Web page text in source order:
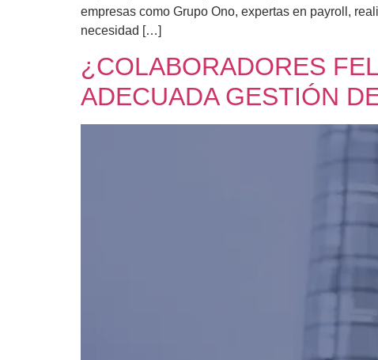
empresas como Grupo Ono, expertas en payroll,
necesidad […]
¿COLABORADORES
ADECUADA GESTIÓN